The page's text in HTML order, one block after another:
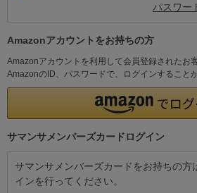
パスワー
Amazonアカウントをお持ちの方
Amazonアカウントを利用して会員登録されたお客
AmazonのID、パスワードで、ログインすること
サマンサメンバーズカードログイン
サマンサメンバーズカードをお持ちの方
インを行ってください。